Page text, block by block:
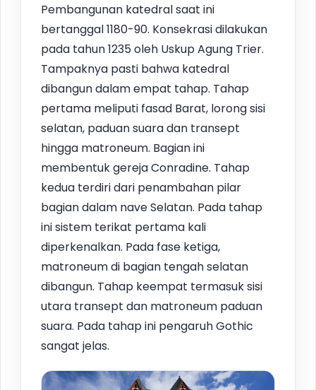
Pembangunan katedral saat ini
bertanggal 1180-90. Konsekrasi dilakukan
pada tahun 1235 oleh Uskup Agung Trier.
Tampaknya pasti bahwa katedral
dibangun dalam empat tahap. Tahap
pertama meliputi fasad Barat, lorong sisi
selatan, paduan suara dan transept
hingga matroneum. Bagian ini
membentuk gereja Conradine. Tahap
kedua terdiri dari penambahan pilar
bagian dalam nave Selatan. Pada tahap
ini sistem terikat pertama kali
diperkenalkan. Pada fase ketiga,
matroneum di bagian tengah selatan
dibangun. Tahap keempat termasuk sisi
utara transept dan matroneum paduan
suara. Pada tahap ini pengaruh Gothic
sangat jelas.